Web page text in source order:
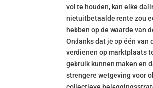
vol te houden, kan elke
nietuitbetaalde rente zou
hebben op de waarde van
Ondanks dat je op één van
verdienen op marktplaats
gebruik kunnen maken en
strengere wetgeving voor